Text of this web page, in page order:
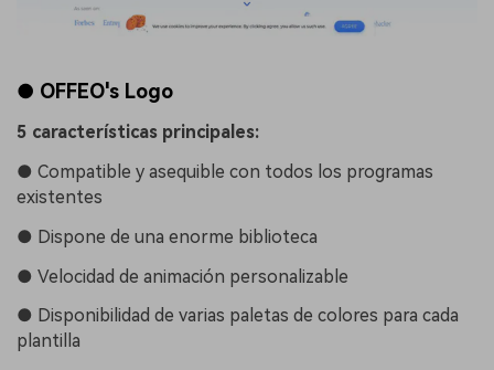
● OFFEO's Logo
5 características principales:
● Compatible y asequible con todos los programas
existentes
● Dispone de una enorme biblioteca
● Velocidad de animación personalizable
● Disponibilidad de varias paletas de colores para cada
plantilla